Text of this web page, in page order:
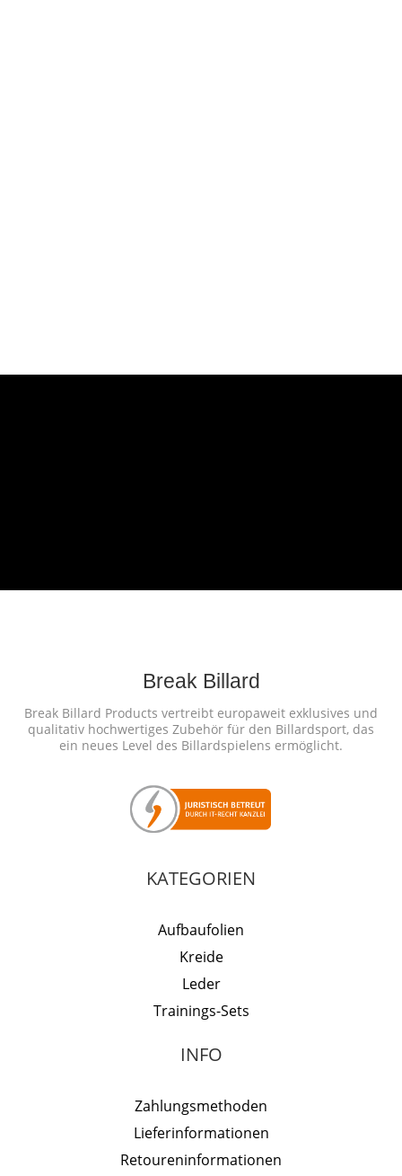
Break Billard
Break Billard Products vertreibt europaweit exklusives und
qualitativ hochwertiges Zubehör für den Billardsport, das
ein neues Level des Billardspielens ermöglicht.
KATEGORIEN
Aufbaufolien
Kreide
Leder
Trainings-Sets
INFO
Zahlungsmethoden
Lieferinformationen
Retoureninformationen